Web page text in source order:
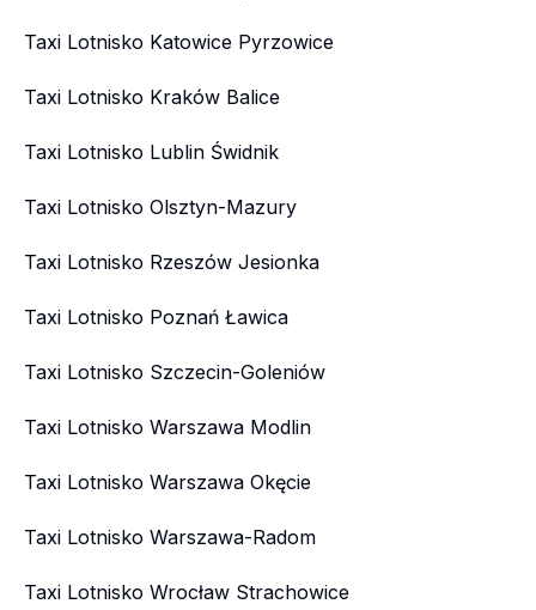
Taxi Lotnisko Katowice Pyrzowice
Taxi Lotnisko Kraków Balice
Taxi Lotnisko Lublin Świdnik
Taxi Lotnisko Olsztyn-Mazury
Taxi Lotnisko Rzeszów Jesionka
Taxi Lotnisko Poznań Ławica
Taxi Lotnisko Szczecin-Goleniów
Taxi Lotnisko Warszawa Modlin
Taxi Lotnisko Warszawa Okęcie
Taxi Lotnisko Warszawa-Radom
Taxi Lotnisko Wrocław Strachowice